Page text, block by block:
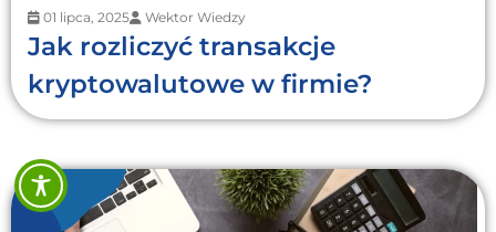
01 lipca, 2025 Wektor Wiedzy
Jak rozliczyć transakcje
kryptowalutowe w firmie?